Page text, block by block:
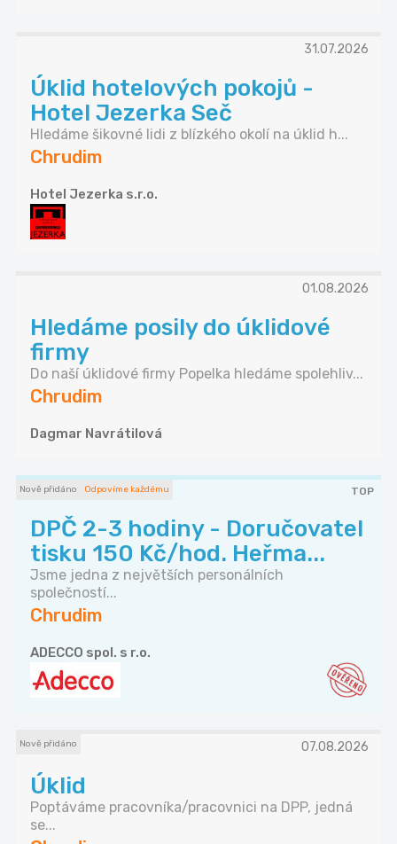
31.07.2026
Úklid hotelových pokojů -
Hotel Jezerka Seč
Hledáme šikovné lidi z blízkého okolí na úklid h...
Chrudim
Hotel Jezerka s.r.o.
01.08.2026
Hledáme posily do úklidové
firmy
Do naší úklidové firmy Popelka hledáme spolehliv...
Chrudim
Dagmar Navrátilová
Nově přidáno Odpovíme každému TOP
DPČ 2-3 hodiny - Doručovatel
tisku 150 Kč/hod. Heřma...
Jsme jedna z největších personálních
společností...
Chrudim
ADECCO spol. s r.o.
Nově přidáno 07.08.2026
Úklid
Poptáváme pracovníka/pracovnici na DPP, jedná
se...